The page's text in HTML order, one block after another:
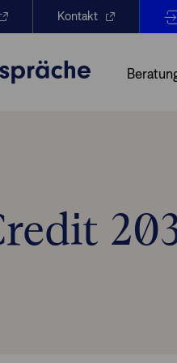
Kontakt